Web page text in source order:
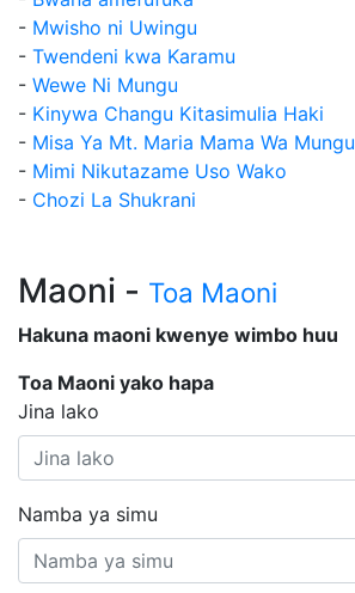
- Mwisho ni Uwingu
- Twendeni kwa Karamu
- Wewe Ni Mungu
- Kinywa Changu Kitasimulia Haki
- Misa Ya Mt. Maria Mama Wa Mungu
- Mimi Nikutazame Uso Wako
- Chozi La Shukrani
Maoni - Toa Maoni
Hakuna maoni kwenye wimbo huu
Toa Maoni yako hapa
Jina lako
Namba ya simu